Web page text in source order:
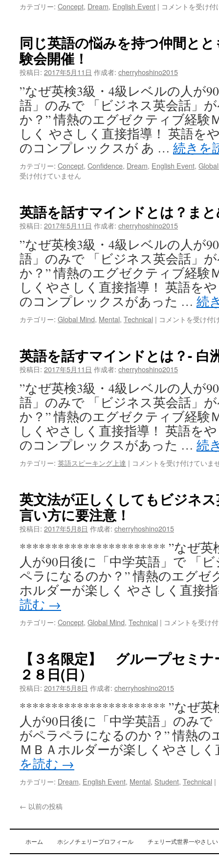
わ
カ
ス
イ
プ
ロ
グ
ラ
ム
は
カテゴリー: Concept, Dream, English Event | チ
ー
式
リ
込
め
ら
れ
味
は
コメントを受け
同じ英語の悩みを持つ仲間と
験会開催！
投稿日: 2017年5月11日 作成者: cherryhoshino2015
”なぜ英検3級・4級レベルの人が
語」のみで 「ビジネス英会話」
か？” 情熱のエグゼクティブ経験
しく やさしく直接指導！ 英語を
のコンプレックスが あ … 続きを
カテゴリー: Concept, Confidence, Dream, English Event,
受け付けていません
英語を話すマインドとは？ま
投稿日: 2017年5月11日 作成者: cherryhoshino2015
”なぜ英検3級・4級レベルの人が
語」のみで 「ビジネス英会話」
か？” 情熱のエグゼクティブ経験
しくやさしく直接指導！ 英語を
のコンプレックスがあった … 続
カテゴリー: Global Mind, Mental, Technical | 英
す
マ
ン
ド
と
は？
め
2
コメントを受け付
英語を話すマインドとは？-
投稿日: 2017年5月11日 作成者: cherryhoshino2015
”なぜ英検3級・4級レベルの人が
語」のみで 「ビジネス英会話」
か？” 情熱のエグゼクティブ経験
しくやさしく直接指導！ 英語を
のコンプレックスがあった … 続
カテゴリー: 英語スピーキング上達 | 英
す
ン
と
は？-
白
洲
次
郎
Part
1
コメントを受け付けていま
英文法が正しくしてもビジネ
言い方に要注意！
投稿日: 2017年5月8日 作成者: cherryhoshino2015
*********************** ”なぜ英
人が90日後に「中学英語」で 「
ペラになるのか？” 情熱のエグゼ
ホルダーが楽しく やさしく直接
読む →
カテゴリー: Concept, Global Mind, Technical | 英
が
正
し
も
ビ
ジ
ス
英
話
で
な
言
方
コメントを受け
【３名限定】 グループセミナ
２８日(日）
投稿日: 2017年5月8日 作成者: cherryhoshino2015
*********************** ”なぜ英
人が90日後に「中学英語」のみ
がペラペラになるのか？” 情熱の
ＭＢＡホルダーが楽しくやさし
を読む →
カテゴリー: Dream, English Event, Mental, Student, Technical |
← 以前の投稿
ホーム ホシノチェリープロフィール チェリー式世界一やさし